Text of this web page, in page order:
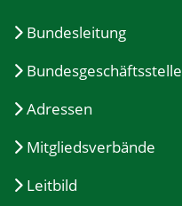
Bundesleitung
Bundesgeschäftsstelle
Adressen
Mitgliedsverbände
Leitbild